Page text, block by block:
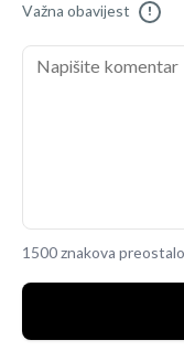
Važna obavijest !
1500 znakova preostalo